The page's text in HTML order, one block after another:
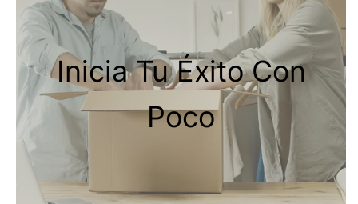
Inicia Tu Éxito Con
Poco